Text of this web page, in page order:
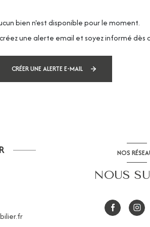
bien n'est disponible pour le moment.
une alerte email et soyez informé dès
CRÉER UNE ALERTE E-MAIL
NOS
NOUS